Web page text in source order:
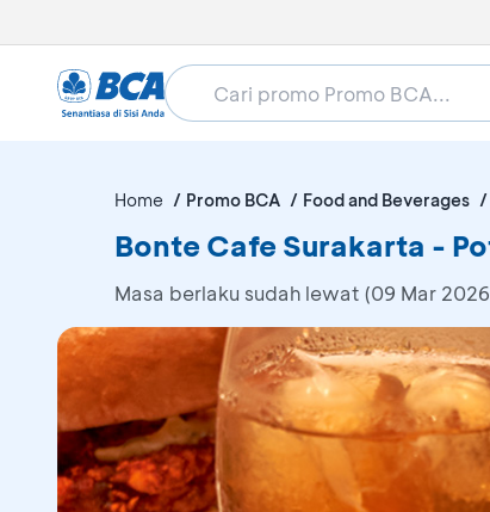
Home Promo BCA Food and Beverages
Bonte Cafe Surakarta -
Masa berlaku sudah lewat (09 Mar